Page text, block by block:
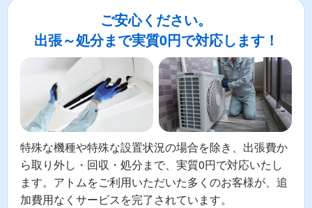
ご安心ください。
出張～処分まで実質0円で対応します！
特殊な機種や特殊な設置状況の場合を除き、出張費か
ら取り外し・回収・処分まで、実質0円で対応いたし
ます。アトムをご利用いただいた多くのお客様が、追
加費用なくサービスを完了されています。